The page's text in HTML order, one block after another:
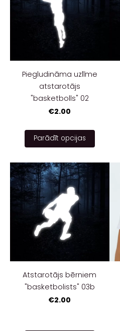
Piegludināma uzlīme
atstarotājs
"basketbolls" 02
€2.00
Parādīt opcijas
Atstarotājs bērniem
"basketbolists" 03b
€2.00